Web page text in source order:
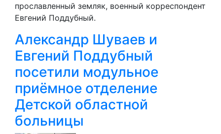
прославленный земляк, военный корреспондент
Евгений Поддубный.
Александр Шуваев и
Евгений Поддубный
посетили модульное
приёмное отделение
Детской областной
больницы